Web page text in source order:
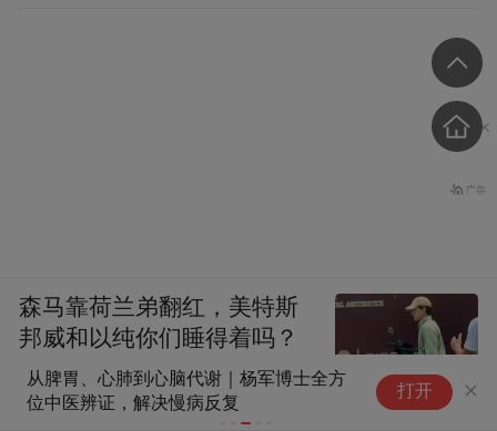
从脾胃、心肺到心脑代谢｜杨军博士全方
位中医辨证，解决慢病反复
打开
森马靠荷兰弟翻红，美特斯
邦威和以纯你们睡得着吗？